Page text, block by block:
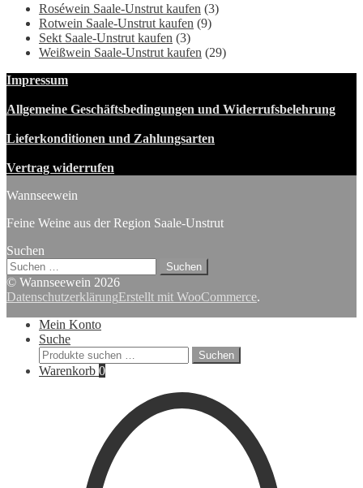
Roséwein Saale-Unstrut kaufen (3)
Rotwein Saale-Unstrut kaufen (9)
Sekt Saale-Unstrut kaufen (3)
Weißwein Saale-Unstrut kaufen (29)
Impressum
Allgemeine Geschäftsbedingungen und Widerrufsbelehrung
Lieferkonditionen und Zahlungsarten
Vertrag widerrufen
Wannseewein
Feine Weine aus der Region Saale-Unstrut
Suchen
Suchen
nach:
© Wannseewein 2026
DatenschutzerklärungErstellt mit WooCommerce.
Mein Konto
Suche
Suchen
nach:
Suchen
Warenkorb 0